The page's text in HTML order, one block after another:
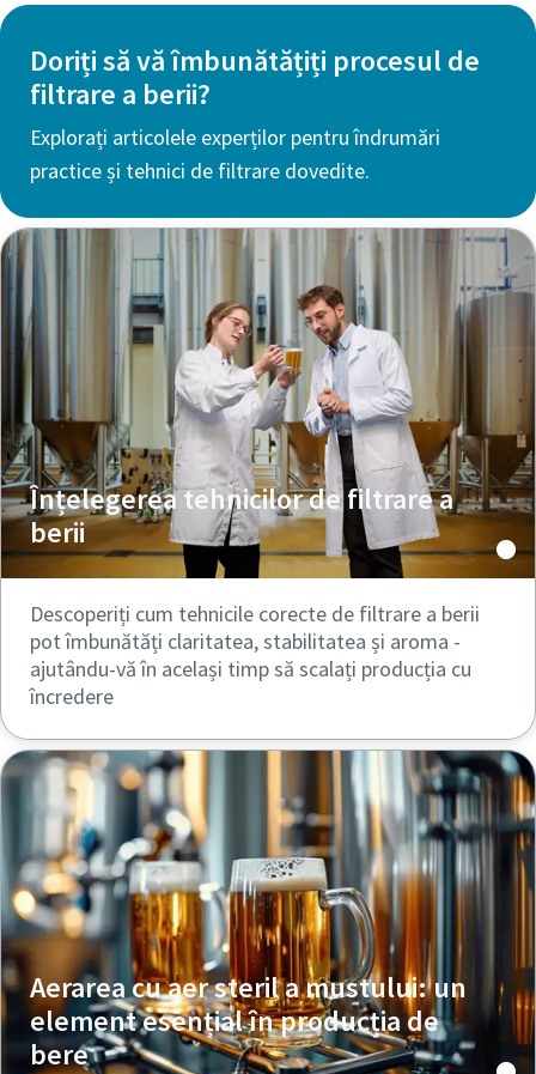
Doriți să vă îmbunătățiți procesul de
filtrare a berii?
Explorați articolele experților pentru îndrumări
practice și tehnici de filtrare dovedite.
Înțelegerea tehnicilor de filtrare a
berii
Descoperiți cum tehnicile corecte de filtrare a berii
pot îmbunătăți claritatea, stabilitatea și aroma -
ajutându-vă în același timp să scalați producția cu
încredere
Aerarea cu aer steril a mustului: un
element esențial în producția de
bere